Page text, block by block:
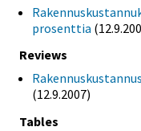
prosenttia
Reviews
(12.9.2007)
Tables